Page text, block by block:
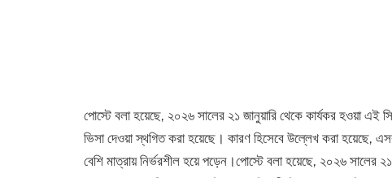
পোস্টে বলা হয়েছে, ২০২৬ সালের ২১ জানুয়ারি থেকে কার্যকর হওয়া এই
ভিসা দেওয়া স্থগিত করা হয়েছে। কারণ হিসেবে উল্লেখ করা হয়েছে,
বেশি মাত্রায় নির্ভরশীল হয়ে পড়েন।পোস্টে বলা হয়েছে, ২০২৬ সালের